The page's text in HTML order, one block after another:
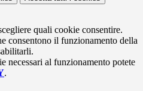
quali cookie consentire.
consentono il funzionamento della
necessari al funzionamento potete
.